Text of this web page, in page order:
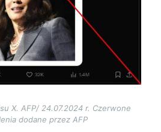
X. AFP/ 24.07.2024 r. Czerwone
dodane przez AFP